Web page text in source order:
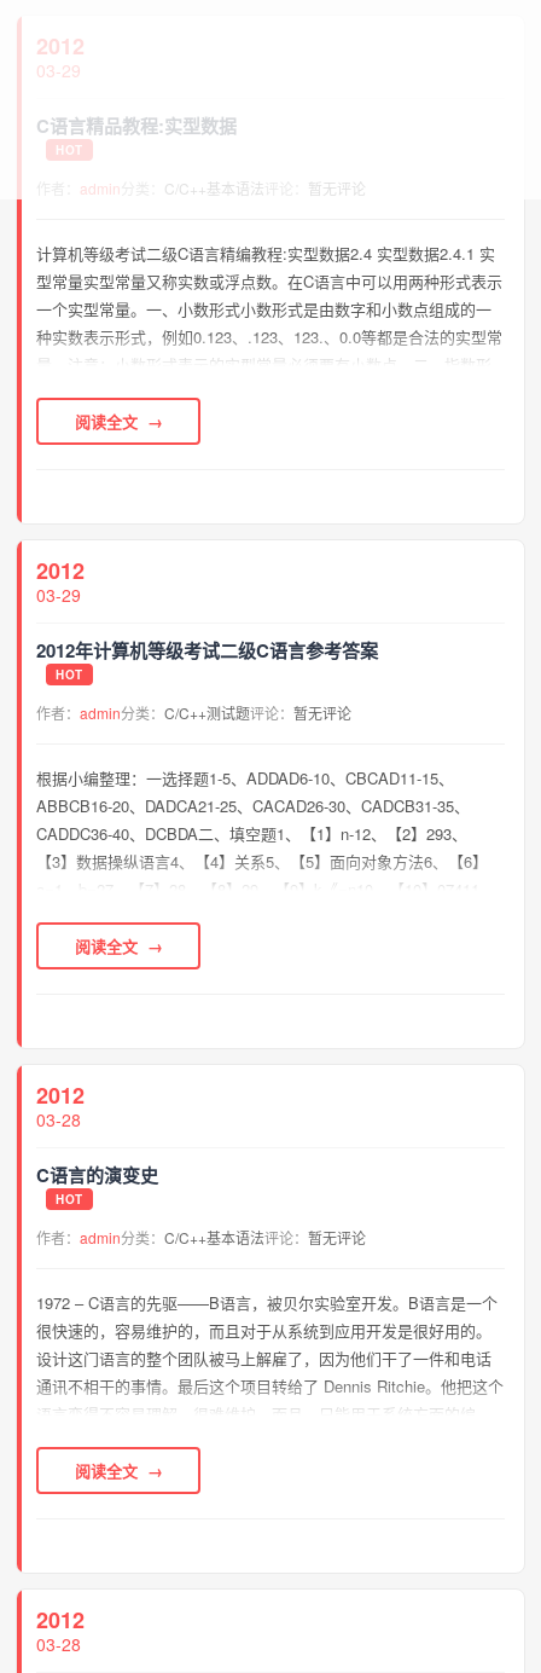
2012
03-29
C语言精品教程:实型数据
HOT
admin C/C++基本语法 暂无评论
计算机等级考试二级C语言精编教程:实型数据2.4 实型数据2.4.1 实
型常量实型常量又称实数或浮点数。在C语言中可以用两种形式表示
一个实型常量。一、小数形式小数形式是由数字和小数点组成的一
种实数表示形式，例如0.123、.123、123.、0.0等都是合法的实型常
量。注意：小数形式表示的实型常量必须要有小数点。二、指数形
式这种形式类似数学中的指数形式。在数学中，一个数可以用幂的
形式来表示，如2....
阅读全文
2012
03-29
2012年计算机等级考试二级C语言参考答案
HOT
作者：admin分类：C/C++测试题评论：暂无评论
根据小编整理：一选择题1-5、ADDAD6-10、CBCAD11-15、
ABBCB16-20、DADCA21-25、CACAD26-30、CADCB31-35、
CADDC36-40、DCBDA二、填空题1、【1】n-12、【2】293、
【3】数据操纵语言4、【4】关系5、【5】面向对象方法6、【6】
a=1，b=27、【7】28、【8】29、【9】k《=n10、【10】07411、
【11】rgb12...
阅读全文
2012
03-28
C语言的演变史
HOT
作者：admin分类：C/C++基本语法评论：暂无评论
1972 – C语言的先驱——B语言，被贝尔实验室开发。B语言是一个
很快速的，容易维护的，而且对于从系统到应用开发是很好用的。
设计这门语言的整个团队被马上解雇了，因为他们干了一件和电话
通讯不相干的事情。最后这个项目转给了 Dennis Ritchie。他把这个
语言变得不容易理解，很难维护，而且，只能用于系统方面的编
程。而且，他还设计了一个指针系统，保让每一个程序都超过500
行，并可以使用...
阅读全文
2012
03-28